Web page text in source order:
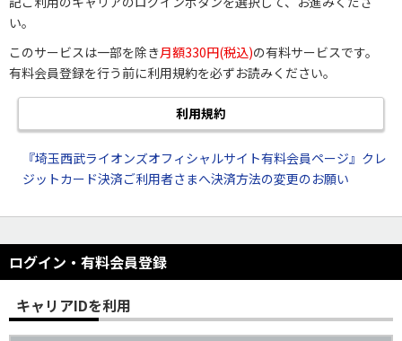
い。
このサービスは一部を除き月額330円(税込)の有料サービスです。
有料会員登録を行う前に利用規約を必ずお読みください。
利用規約
『埼玉西武ライオンズオフィシャルサイト有料会員ページ』クレ
ジットカード決済ご利用者さまへ決済方法の変更のお願い
ログイン・有料会員登録
キャリアIDを利用